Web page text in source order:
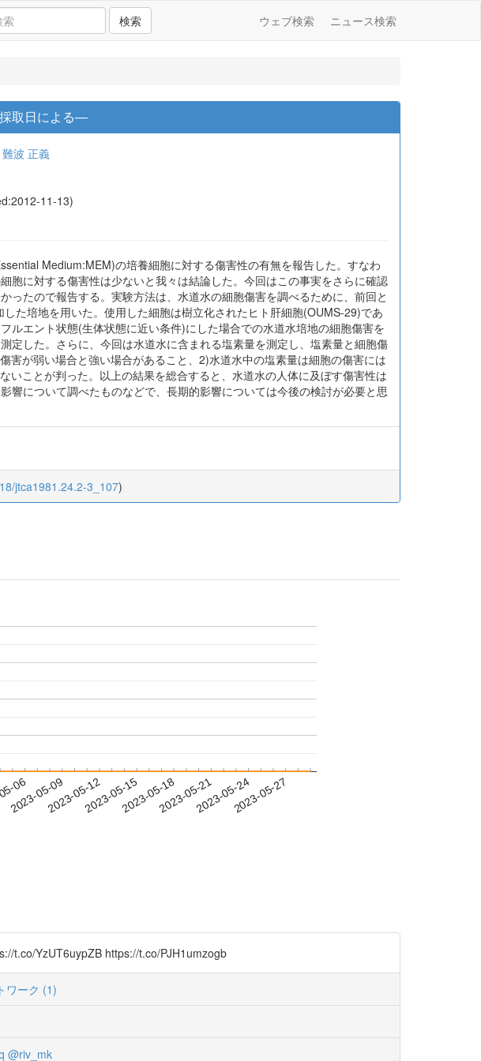
検索 ウェブ検索 ニュース検索
取日による―
難波 正義
11-13)
Medium:MEM)の培養細胞に対する傷害性の有無を報告した。すなわ
胞に対する傷害性は少ないと我々は結論した。今回はこの事実をさらに確認
たので報告する。実験方法は、水道水の細胞傷害を調べるために、前回と
た培地を用いた。使用した細胞は樹立化されたヒト肝細胞(OUMS-29)であ
ルエント状態(生体状態に近い条件)にした場合での水道水培地の細胞傷害を
定した。さらに、今回は水道水に含まれる塩素量を測定し、塩素量と細胞傷
が弱い場合と強い場合があること、2)水道水中の塩素量は細胞の傷害には
ことが判った。以上の結果を総合すると、水道水の人体に及ぼす傷害性は
について調べたものなどで、長期的影響については今後の検討が必要と思
jtca1981.24.2-3_107)
06
2023-05-092023-05-122023-05-152023-05-182023-05-212023-05-242023-05-27
t.co/YzUT6uypZB https://t.co/PJH1umzogb
ワーク (1)
@riv_mk